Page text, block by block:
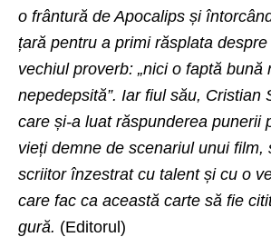
o frântură de Apocalips și
țară pentru a primi răsplata
vechiul proverb: „nici o faptă bună
nepedepsită”. Iar fiul său, Cristian
care și-a luat răspunderea punerii
vieți demne de scenariul unui film,
scriitor înzestrat cu talent și cu o
care fac ca această carte să fie
gură. (Editorul)